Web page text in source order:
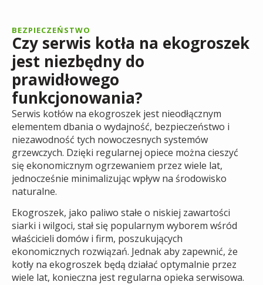
BEZPIECZEŃSTWO
Czy serwis kotła na ekogroszek
jest niezbędny do
prawidłowego
funkcjonowania?
Serwis kotłów na ekogroszek jest nieodłącznym
elementem dbania o wydajność, bezpieczeństwo i
niezawodność tych nowoczesnych systemów
grzewczych. Dzięki regularnej opiece można cieszyć
się ekonomicznym ogrzewaniem przez wiele lat,
jednocześnie minimalizując wpływ na środowisko
naturalne.
Ekogroszek, jako paliwo stałe o niskiej zawartości
siarki i wilgoci, stał się popularnym wyborem wśród
właścicieli domów i firm, poszukujących
ekonomicznych rozwiązań. Jednak aby zapewnić, że
kotły na ekogroszek będą działać optymalnie przez
wiele lat, konieczna jest regularna opieka serwisowa.